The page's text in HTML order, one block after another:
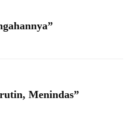
Menindas”